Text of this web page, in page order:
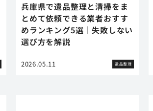
兵庫県で遺品整理と清掃をま
とめて依頼できる業者おすす
めランキング5選｜失敗しない
選び方を解説
2026.05.11 遺品整理